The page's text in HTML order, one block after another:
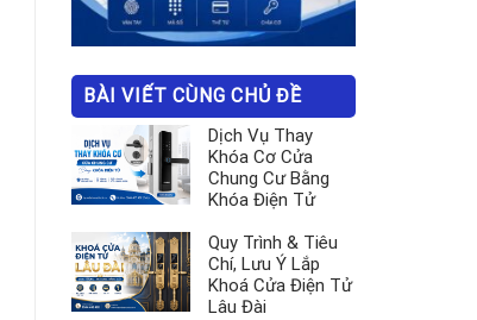
BÀI VIẾT CÙNG CHỦ ĐỀ
Dịch Vụ Thay
Khóa Cơ Cửa
Chung Cư Bằng
Khóa Điện Tử
Quy Trình & Tiêu
Chí, Lưu Ý Lắp
Khoá Cửa Điện Tử
Lâu Đài